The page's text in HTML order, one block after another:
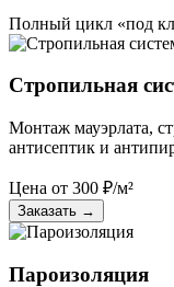
Полный цикл «под
Стропильная
Монтаж мауэрлата,
антисептик и
Цена от 300 ₽/м²
Заказать →
Пароизоляция